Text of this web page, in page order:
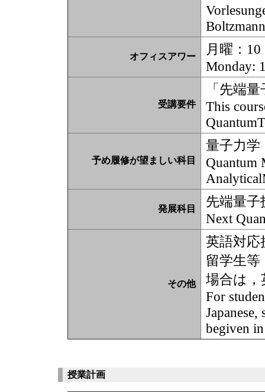
オフィスアワー
月曜：
Monday:
受講要件
「先端
This
予め履修が望ましい科目
量子力学
Quantum
発展科目
先端量子
Next
その他
英語対応
留学生
場合は
For
begiven
授業計画